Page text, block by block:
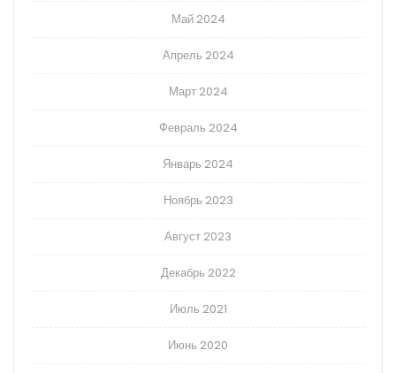
Май 2024
Апрель 2024
Март 2024
Февраль 2024
Январь 2024
Ноябрь 2023
Август 2023
Декабрь 2022
Июль 2021
Июнь 2020